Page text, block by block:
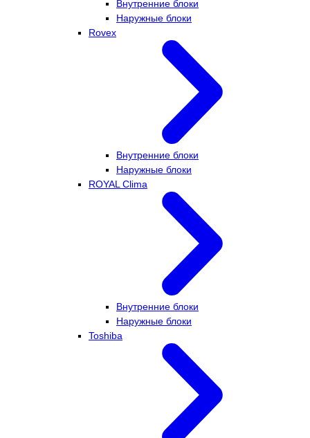
Внутренние блоки
Наружные блоки
Rovex
Внутренние блоки
Наружные блоки
ROYAL Clima
Внутренние блоки
Наружные блоки
Toshiba